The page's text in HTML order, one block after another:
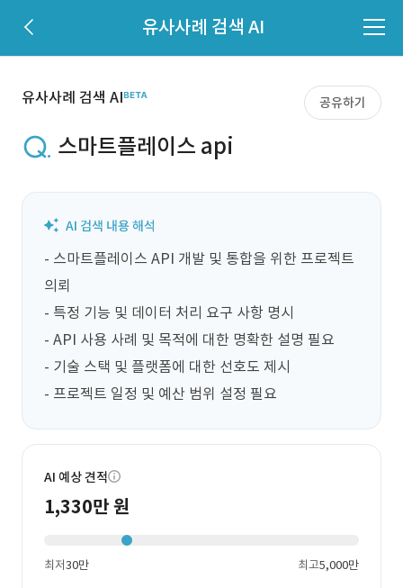
유사사례 검색 AI
유사사례 검색 AI 공유하기
스마트플레이스 api
- 스마트플레이스 API 개발 및 통합을 위한 프로젝트
의뢰
- 특정 기능 및 데이터 처리 요구 사항 명시
- API 사용 사례 및 목적에 대한 명확한 설명 필요
- 기술 스택 및 플랫폼에 대한 선호도 제시
- 프로젝트 일정 및 예산 범위 설정 필요
AI 예상 견적
1,330만 원
최저30만 최고5,000만